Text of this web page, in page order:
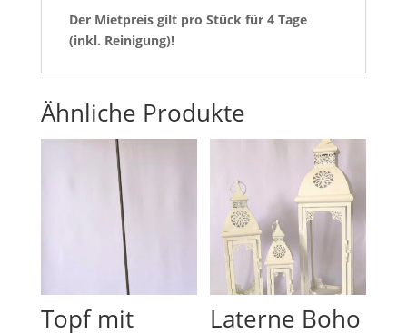
Der Mietpreis gilt pro Stück für 4 Tage
(inkl. Reinigung)!
Ähnliche Produkte
Topf mit Laterne Boho